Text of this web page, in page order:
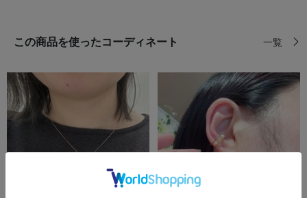
この商品を使ったコーディネート 一覧